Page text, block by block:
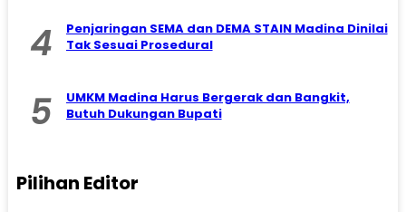
4
Penjaringan SEMA dan DEMA STAIN Madina Dinilai
Tak Sesuai Prosedural
5
UMKM Madina Harus Bergerak dan Bangkit,
Butuh Dukungan Bupati
Pilihan Editor